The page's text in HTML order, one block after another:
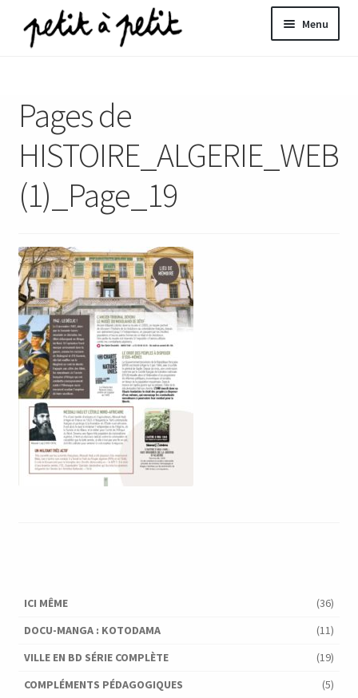
Aller
à
Aller
au
Menu
Pages de
HISTOIRE_ALGERIE_WEB
(1)_Page_19
ICI MÊME
(36)
DOCU-MANGA : KOTODAMA
(11)
VILLE EN BD SÉRIE COMPLÈTE
(19)
COMPLÉMENTS PÉDAGOGIQUES
(5)